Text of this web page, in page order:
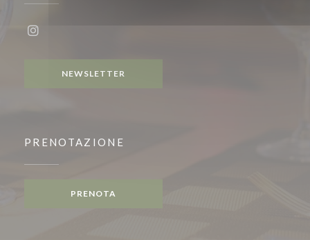
NEWSLETTER
PRENOTAZIONE
PRENOTA